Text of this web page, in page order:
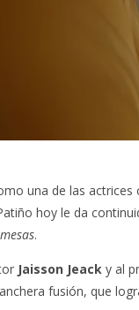
una de las actrices
hoy le da
.
Jaisson Jeack y al
fusión, que